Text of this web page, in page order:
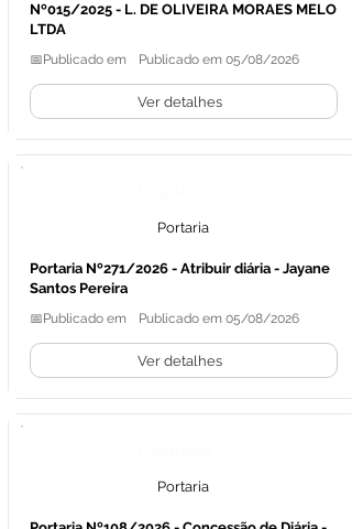
Nº015/2025 - L. DE OLIVEIRA MORAES MELO
LTDA
📅Publicado em Publicado em 05/08/2026
Ver detalhes
Portaria
Portaria Nº271/2026 - Atribuir diária - Jayane
Santos Pereira
📅Publicado em Publicado em 05/08/2026
Ver detalhes
Portaria